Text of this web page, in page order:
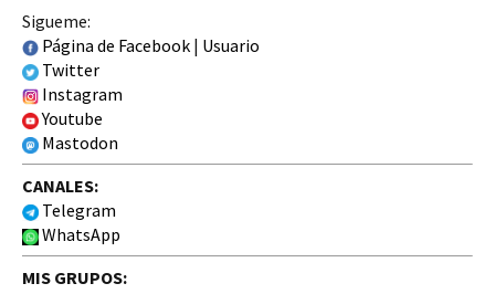
Sigueme:
Página de Facebook | Usuario
Twitter
Instagram
Youtube
Mastodon
CANALES:
Telegram
WhatsApp
MIS GRUPOS: